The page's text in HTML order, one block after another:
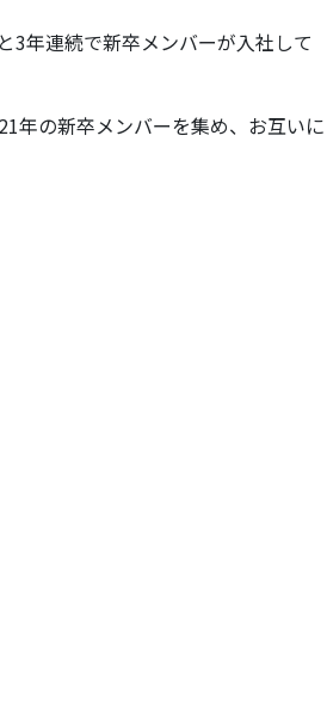
3年連続で新卒メンバーが入社して
年の新卒メンバーを集め、お互いに